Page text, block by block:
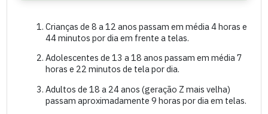
Crianças de 8 a 12 anos passam em média 4 horas e
44 minutos por dia em frente a telas.
Adolescentes de 13 a 18 anos passam em média 7
horas e 22 minutos de tela por dia.
Adultos de 18 a 24 anos (geração Z mais velha)
passam aproximadamente 9 horas por dia em telas.